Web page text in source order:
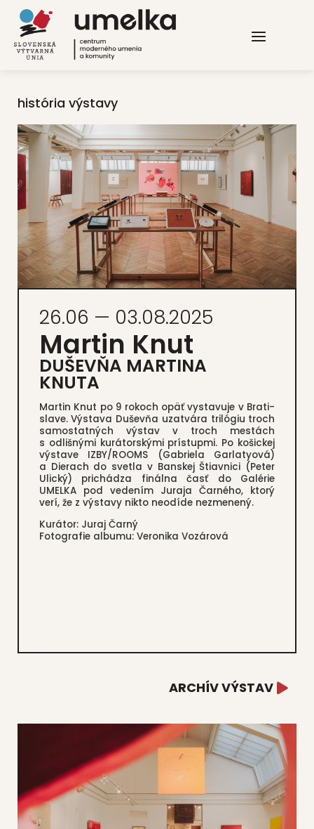
história výstavy
26.06 — 03.08.2025
Mar­tin Knut
DUŠEVŇA MARTINA
KNUTA
Mar­tin Knut po 9 rokoch opäť vysta­vu­je v Bra­ti­
sla­ve. Výsta­va Dušev­ňa uzat­vá­ra tri­ló­giu troch
samos­tat­ných výstav v troch mes­tách
s odliš­ný­mi kurá­tor­ský­mi prí­stup­mi. Po košic­kej
výsta­ve IZBY/ROOMS (Gab­rie­la Gar­la­ty­o­vá)
a Die­rach do svet­la v Ban­skej Štiav­ni­ci (Peter
Ulic­ký) pri­chá­dza finál­na časť do Galé­rie
UMELKA pod vede­ním Jura­ja Čar­né­ho, kto­rý
verí, že z výsta­vy nikto neodí­de nezme­ne­ný.
Kurá­tor: Juraj Čar­ný
Foto­gra­fie albu­mu: Vero­ni­ka Vozá­ro­vá
ARCHÍV VÝSTAV